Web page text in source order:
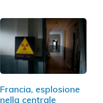
Francia, esplosione
nella centrale